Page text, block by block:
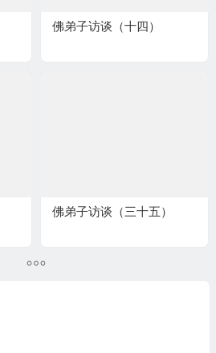
佛弟子访谈（十四）
佛弟子访谈（三十五）